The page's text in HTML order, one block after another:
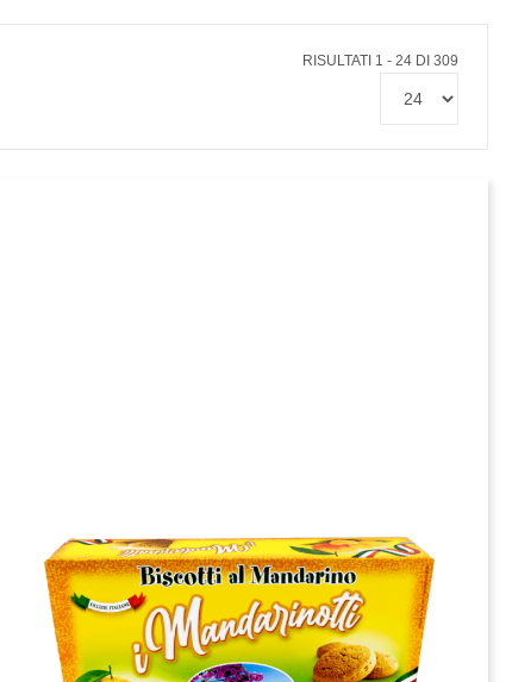
RISULTATI 1 - 24 DI 309